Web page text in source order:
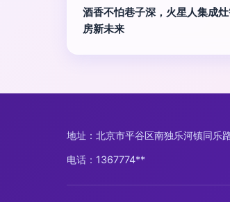
酒香不怕巷子深，火星人集成
房新未来
地址：北京市平谷区南独乐河镇同乐
电话：1367774**